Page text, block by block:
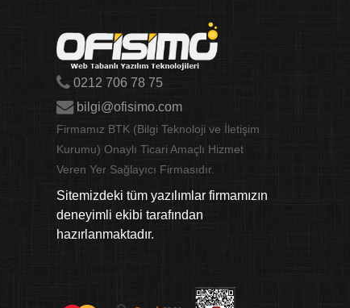
0212 706 78 75
bilgi@ofisimo.com
Firmamız BTK (Bilgi Teknoloji ve İletişim
Kurumu) Onaylı Ticari Amaçlı Hizmet
Veren Yer Sağlayıcı Firmasıdır.
Sitemizdeki tüm yazılımlar firmamızın
deneyimli ekibi tarafından
hazırlanmaktadır.